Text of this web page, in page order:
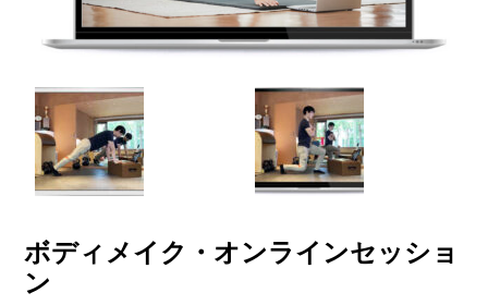
ボディメイク・オンラインセッショ
ン